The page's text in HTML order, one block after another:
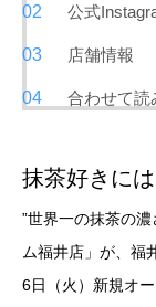
公式
店舗情報
合わせて読
抹茶好きに
”世界一の抹茶の
ム福井店」が、福
6日（火）新規オ